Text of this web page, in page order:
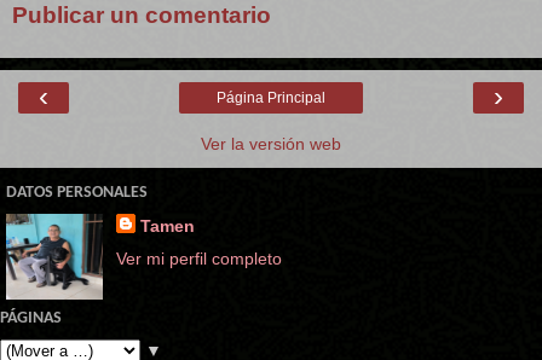
Publicar un comentario
‹ ›
Página Principal
Ver la versión web
DATOS PERSONALES
Tamen
Ver mi perfil completo
PÁGINAS
▼